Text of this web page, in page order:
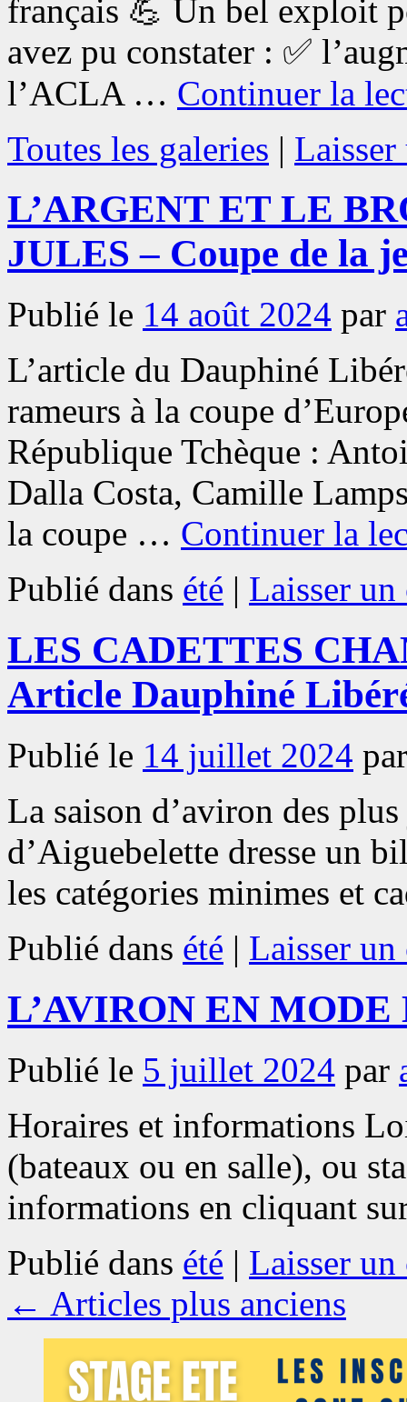
français 💪 Un bel exploit
avez pu constater : ✅
l’ACLA … Continuer la
Toutes les galeries |
L’ARGENT ET LE
JULES – Coupe de la
Publié le 14 août 2024 par
L’article du Dauphiné
rameurs à la coupe
République Tchèque :
Dalla Costa, Camille
la coupe … Continuer la
Publié dans été | Laisser
LES CADETTES
Article Dauphiné
Publié le 14 juillet 2024 par
La saison d’aviron des
d’Aiguebelette dresse un
les catégories minimes et
Publié dans été | Laisser
L’AVIRON EN
Publié le 5 juillet 2024 par
Horaires et informations
(bateaux ou en salle), ou
informations en cliquant
Publié dans été | Laisser
← Articles plus anciens